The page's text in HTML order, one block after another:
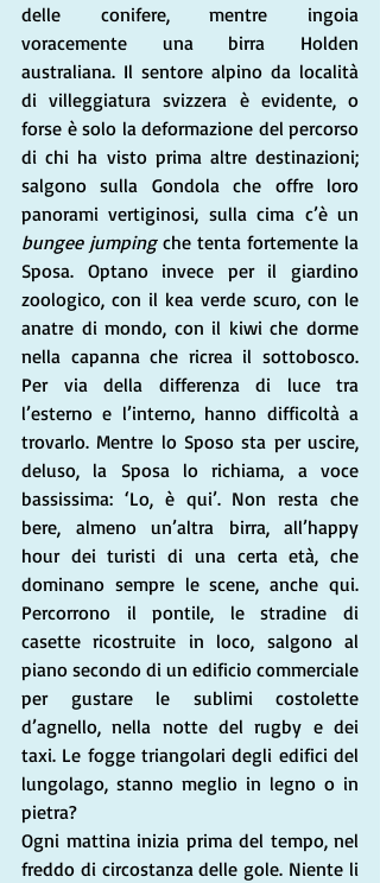
delle conifere, mentre ingoia
voracemente una birra Holden
australiana. Il sentore alpino da località
di villeggiatura svizzera è evidente, o
forse è solo la deformazione del percorso
di chi ha visto prima altre destinazioni;
salgono sulla Gondola che offre loro
bungee jumping che tenta fortemente la
Sposa. Optano invece per il giardino
zoologico, con il kea verde scuro, con le
anatre di mondo, con il kiwi che dorme
nella capanna che ricrea il sottobosco.
Per via della differenza di luce tra
l’esterno e l’interno, hanno difficoltà a
trovarlo. Mentre lo Sposo sta per uscire,
deluso, la Sposa lo richiama, a voce
bassissima: ‘Lo, è qui’. Non resta che
bere, almeno un’altra birra, all’happy
hour dei turisti di una certa età, che
dominano sempre le scene, anche qui.
Percorrono il pontile, le stradine di
casette ricostruite in loco, salgono al
piano secondo di un edificio commerciale
per gustare le sublimi costolette
d’agnello, nella notte del rugby e dei
taxi. Le fogge triangolari degli edifici del
lungolago, stanno meglio in legno o in
pietra?
Ogni mattina inizia prima del tempo, nel
freddo di circostanza delle gole. Niente li